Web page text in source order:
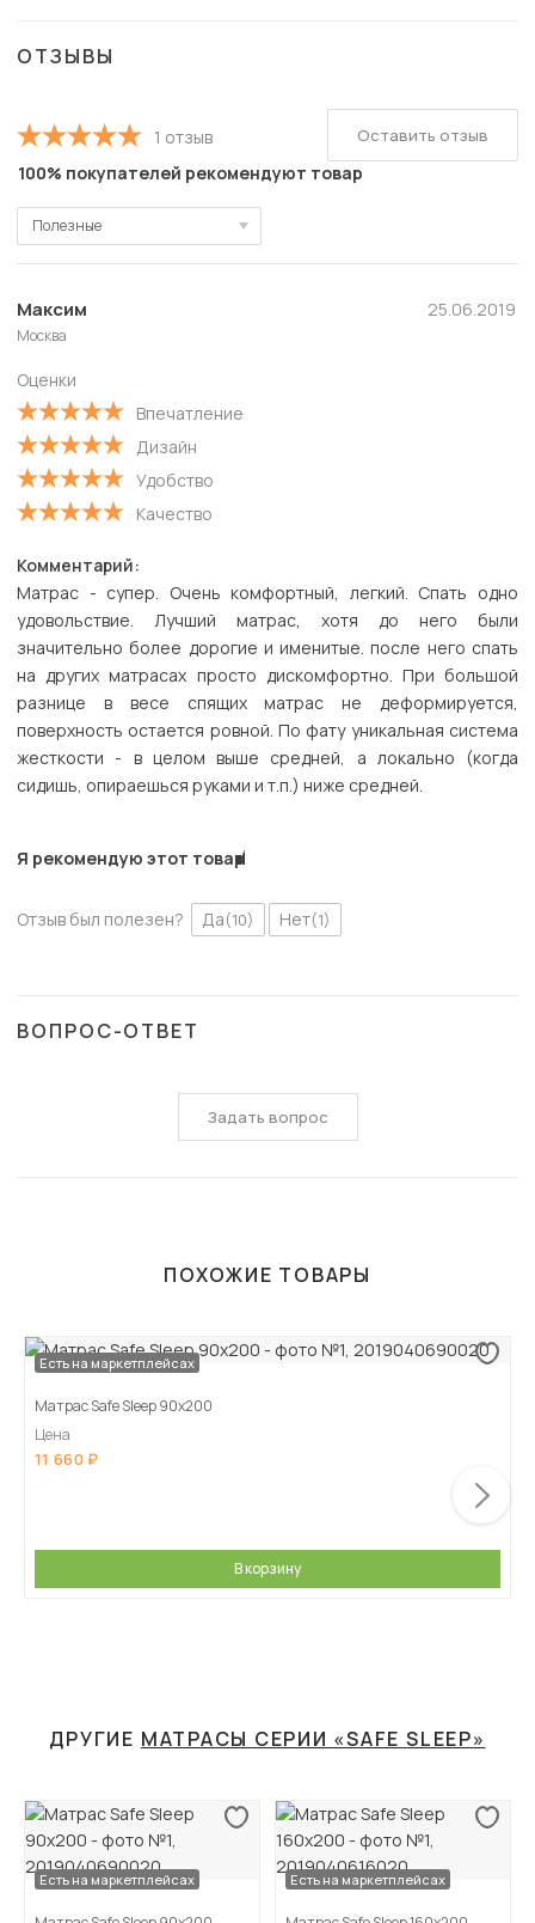
ОТЗЫВЫ
1 отзыв
100% покупателей рекомендуют товар
Полезные
Полезные
Новые
Старые
С высокой оценкой
С низкой оценкой
Максим
Москва
Оценки
Впечатление
Дизайн
Удобство
Качество
25.06.2019
Комментарий:
Матрас - супер. Очень комфортный, легкий. Спать одно
удовольствие. Лучший матрас, хотя до него были
значительно более дорогие и именитые. после него спать
на других матрасах просто дискомфортно. При большой
разнице в весе спящих матрас не деформируется,
поверхность остается ровной. По фату уникальная система
жесткости - в целом выше средней, а локально (когда
сидишь, опираешься руками и т.п.) ниже средней.
Я рекомендую этот товар
Отзыв был полезен? Да(10) Нет(1)
Оставить отзыв
ВОПРОС-ОТВЕТ
Задать вопрос
ПОХОЖИЕ ТОВАРЫ
Есть на маркетплейсах
Матрас Safe Sleep 90х200
Цена
11 660
В корзину
ДРУГИЕ МАТРАСЫ СЕРИИ «SAFE SLEEP»
Есть на маркетплейсах Есть на маркетплейсах